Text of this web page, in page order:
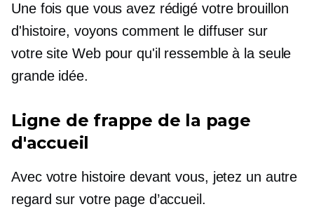
Une fois que vous avez rédigé votre brouillon
d'histoire, voyons comment le diffuser sur
votre site Web pour qu'il ressemble à la seule
grande idée.
Ligne de frappe de la page
d'accueil
Avec votre histoire devant vous, jetez un autre
regard sur votre page d’accueil.